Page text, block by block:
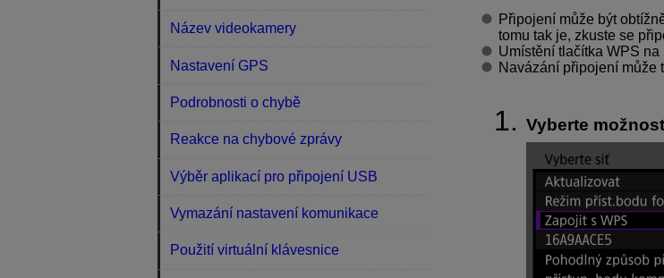
Připojení může být
tomu tak je, zkuste se
Umístění tlačítka WPS
Navázání připojení může
Vyberte
Název videokamery
Nastavení GPS
Podrobnosti o chybě
Reakce na chybové zprávy
Výběr aplikací pro připojení USB
Vymazání nastavení komunikace
Použití virtuální klávesnice